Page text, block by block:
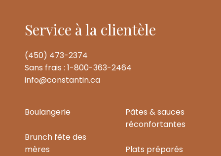
Service à la clientèle
(450) 473-2374
Sans frais : 1-800-363-2464
info@constantin.ca
Boulangerie
Brunch fête des
mères
Pâtes & sauces
réconfortantes
Plats préparés